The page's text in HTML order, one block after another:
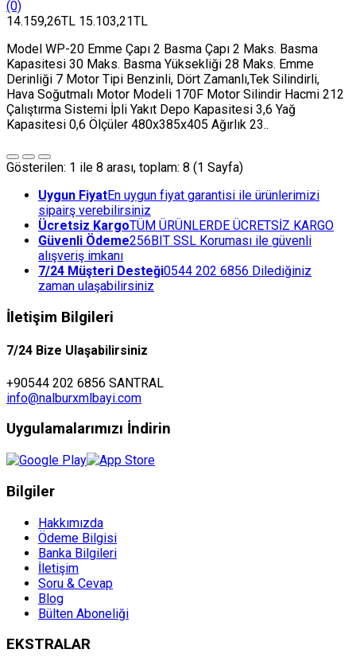
(0)
14.159,26TL 15.103,21TL
Model WP-20 Emme Çapı 2 Basma Çapı 2 Maks. Basma
Kapasitesi 30 Maks. Basma Yüksekliği 28 Maks. Emme
Derinliği 7 Motor Tipi Benzinli, Dört Zamanlı,Tek Silindirli,
Hava Soğutmalı Motor Modeli 170F Motor Silindir Hacmi 212
Çalıştırma Sistemi İpli Yakıt Depo Kapasitesi 3,6 Yağ
Kapasitesi 0,6 Ölçüler 480x385x405 Ağırlık 23..
Gösterilen: 1 ile 8 arası, toplam: 8 (1 Sayfa)
Uygun FiyatEn uygun fiyat garantisi ile ürünlerimizi
sipairş verebilirsiniz
Ücretsiz KargoTÜM ÜRÜNLERDE ÜCRETSİZ KARGO
Güvenli Ödeme256BIT SSL Koruması ile güvenli
alışveriş imkanı
7/24 Müşteri Desteği0544 202 6856 Dilediğiniz
zaman ulaşabilirsiniz
İletişim Bilgileri
7/24 Bize Ulaşabilirsiniz
+90544 202 6856 SANTRAL
info@nalburxmlbayi.com
Uygulamalarımızı İndirin
Bilgiler
Hakkımızda
Ödeme Bilgisi
Banka Bilgileri
İletişim
Soru & Cevap
Blog
Bülten Aboneliği
EKSTRALAR